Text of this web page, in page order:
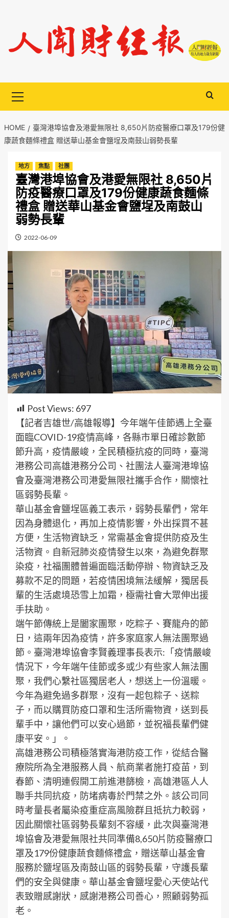
content
Menu
HOME
臺灣港埠協會及港愛無限社 8,650片防疫醫療口罩及179份健
康蔬食麵條禮盒 贈送華山基金會鹽埕及南鼓山弱勢長輩
地方 焦點 社團
臺灣港埠協會及港愛無限社 8,650片
防疫醫療口罩及179份健康蔬食麵條
禮盒 贈送華山基金會鹽埕及南鼓山
弱勢長輩
2022-06-09
Post Views: 697
【記者吉雄世/高雄報導】今年端午佳節遇上全臺
面臨COVID-19疫情高峰，各縣市單日確診數節
節升高，疫情嚴峻，全民積極抗疫的同時，臺灣
港務公司高雄港務分公司、社團法人臺灣港埠協
會及臺灣港務公司港愛無限社攜手合作，關懷社
區弱勢長輩。
華山基金會鹽埕區義工表示，弱勢長輩們，常年
因為身體退化，再加上疫情影響，外出採買不甚
方便，生活物資缺乏，常需基金會提供防疫及生
活物資。自新冠肺炎疫情發生以來，為避免群聚
染疫，社福團體普遍面臨活動停辦、物資缺乏及
募款不足的問題，若疫情困境無法緩解，獨居長
輩的生活處境恐雪上加霜，極需社會大眾伸出援
手扶助。
端午節傳統上是闔家團聚，吃粽子、賽龍舟的節
日，這兩年因為疫情，許多家庭家人無法團聚過
節。臺灣港埠協會李賢義理事長表示:「疫情嚴峻
情況下，今年端午佳節或多或少有些家人無法團
聚，我們心繫社區獨居老人，想送上一份溫暖。
今年為避免過多群聚，沒有一起包粽子、送粽
子，而以購買防疫口罩和生活所需物資，送到長
輩手中，讓他們可以安心過節，並祝福長輩們健
康平安。」。
高雄港務公司積極落實海港防疫工作，從結合醫
療院所為全港服務人員、航商業者施打疫苗，到
春節、清明連假開工前進港篩檢，高雄港區人人
聯手共同抗疫，防堵病毒於門禁之外。該公司同
時考量長者屬染疫重症高風險群且抵抗力較弱，
因此關懷社區弱勢長輩刻不容緩，此次與臺灣港
埠協會及港愛無限社共同準備8,650片防疫醫療口
罩及179份健康蔬食麵條禮盒，贈送華山基金會
服務於鹽埕區及南鼓山區的弱勢長輩，守護長輩
們的安全與健康。華山基金會鹽埕愛心天使站代
表致贈感謝狀，感謝港務公司善心，照顧弱勢孤
老。